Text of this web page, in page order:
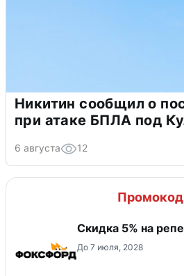
Никитин сообщил о
при атаке БПЛА под
6 августа 12
Скидка 5% на
До 7 июля, 2028